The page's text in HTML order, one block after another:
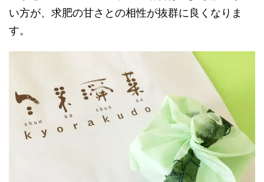
い方が、求肥の甘さとの相性が抜群に良くなりま
す。